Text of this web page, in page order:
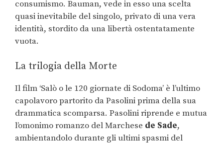
consumismo. Bauman, vede in esso una scelta
quasi inevitabile del singolo, privato di una vera
identità, stordito da una libertà ostentatamente
vuota.
La trilogia della Morte
Il film ‘Salò o le 120 giornate di Sodoma’ è l’ultimo
capolavoro partorito da Pasolini prima della sua
drammatica scomparsa. Pasolini riprende e mutua
l’omonimo romanzo del Marchese de Sade,
ambientandolo durante gli ultimi spasmi del